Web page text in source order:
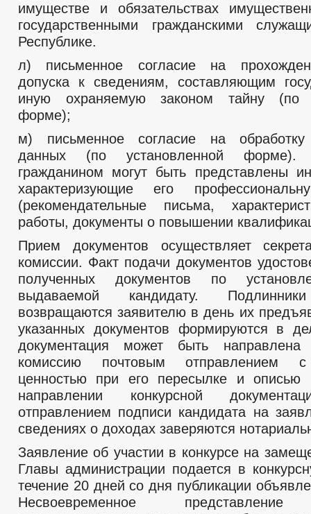
имуществе и обязательствах
государственными гражданскими
Республике.
л) письменное согласие на
допуска к сведениям, составляющим
иную охраняемую законом тайну (по
форме);
м) письменное согласие на обработку
данных (по установленной
гражданином могут быть представлены
характеризующие его
(рекомендательные письма,
работы, документы о повышении
Прием документов осуществляет
комиссии. Факт подачи документов
полученных документов по
выдаваемой кандидату.
возвращаются заявителю в день их
указанных документов формируются в
документация может быть направлена
комиссию почтовым отправлением с
ценностью при его пересылке и описью
направлении конкурсной
отправлением подписи кандидата на
сведениях о доходах заверяются
Заявление об участии в конкурсе на
Главы администрации подается в
течение 20 дней со дня публикации
Несвоевременное представление